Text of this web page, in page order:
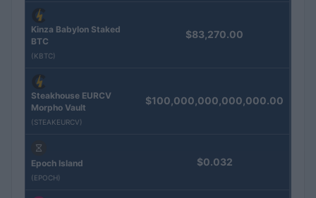
Kinza Babylon Staked
BTC
(KBTC)
$83,270.00
Steakhouse EURCV
Morpho Vault
(STEAKEURCV)
$100,000,000,000,000.00
Epoch Island
(EPOCH)
$0.032